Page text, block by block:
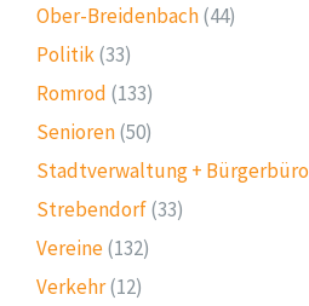
Ober-Breidenbach(44)
Politik(33)
Romrod (133)
Senioren(50)
Stadtverwaltung + Bürgerbüro
Strebendorf(33)
Vereine(132)
Verkehr(12)